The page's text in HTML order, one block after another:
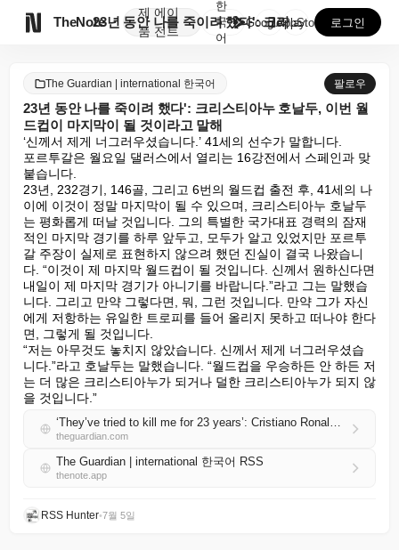
TheNote
제
품
에이
전트
23년 동안 나를 죽이려 했다': 크리스티아누 호날두,...
한
국
어
GooglePlay
AppStore 로그인
The Guardian | international 한국어 팔로우
23년 동안 나를 죽이려 했다': 크리스티아누 호날두, 이번 월
드컵이 마지막이 될 것이라고 말해
‘신께서 제게 너그러우셨습니다.’ 41세의 선수가 말합니다.
포르투갈은 월요일 댈러스에서 열리는 16강전에서 스페인과 맞
붙습니다.
23년, 232경기, 146골, 그리고 6번의 월드컵 출전 후, 41세의 나
이에 이것이 정말 마지막이 될 수 있으며, 크리스티아누 호날두
는 평화롭게 떠날 것입니다. 그의 특별한 국가대표 경력의 잠재
적인 마지막 경기를 하루 앞두고, 모두가 알고 있었지만 포르투
갈 주장이 실제로 표현하지 않으려 했던 진실이 결국 나왔습니
다. “이것이 제 마지막 월드컵이 될 것입니다. 신께서 원하신다면
내일이 제 마지막 경기가 아니기를 바랍니다.”라고 그는 말했습
니다. 그리고 만약 그렇다면, 뭐, 그런 것입니다. 만약 그가 자신
에게 저항하는 유일한 트로피를 들어 올리지 못하고 떠나야 한다
면, 그렇게 될 것입니다.
“저는 아무것도 놓치지 않았습니다. 신께서 제게 너그러우셨습
니다.”라고 호날두는 말했습니다. “월드컵을 우승하든 안 하든 저
는 더 많은 크리스티아누가 되거나 덜한 크리스티아누가 되지 않
을 것입니다.”
‘They’ve tried to kill me for 23 years’: Cristiano Ronaldo says this World Cup will be his last
theguardian.com
The Guardian | international 한국어 RSS
thenote.app
RSS Hunter•7월 5일